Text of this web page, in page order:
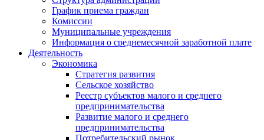
График приема граждан
Комиссии
Муниципальные учреждения
Информация о среднемесячной заработной плате
Деятельность
Экономика
Стратегия развития
Сельское хозяйство
Реестр субъектов малого и среднего
предпринимательства
Развитие малого и среднего
предпринимательства
Потребительский рынок